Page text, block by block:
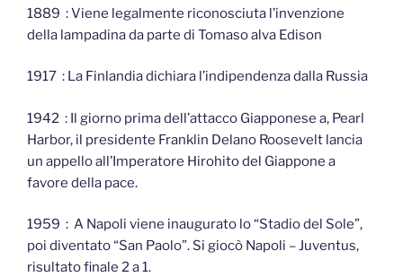
1889 : Viene legalmente riconosciuta l’invenzione
della lampadina da parte di Tomaso alva Edison
1917 : La Finlandia dichiara l’indipendenza dalla Russia
1942 : Il giorno prima dell’attacco Giapponese a, Pearl
Harbor, il presidente Franklin Delano Roosevelt lancia
un appello all’Imperatore Hirohito del Giappone a
favore della pace.
1959 : A Napoli viene inaugurato lo “Stadio del Sole”,
poi diventato “San Paolo”. Si giocò Napoli – Juventus,
risultato finale 2 a 1.